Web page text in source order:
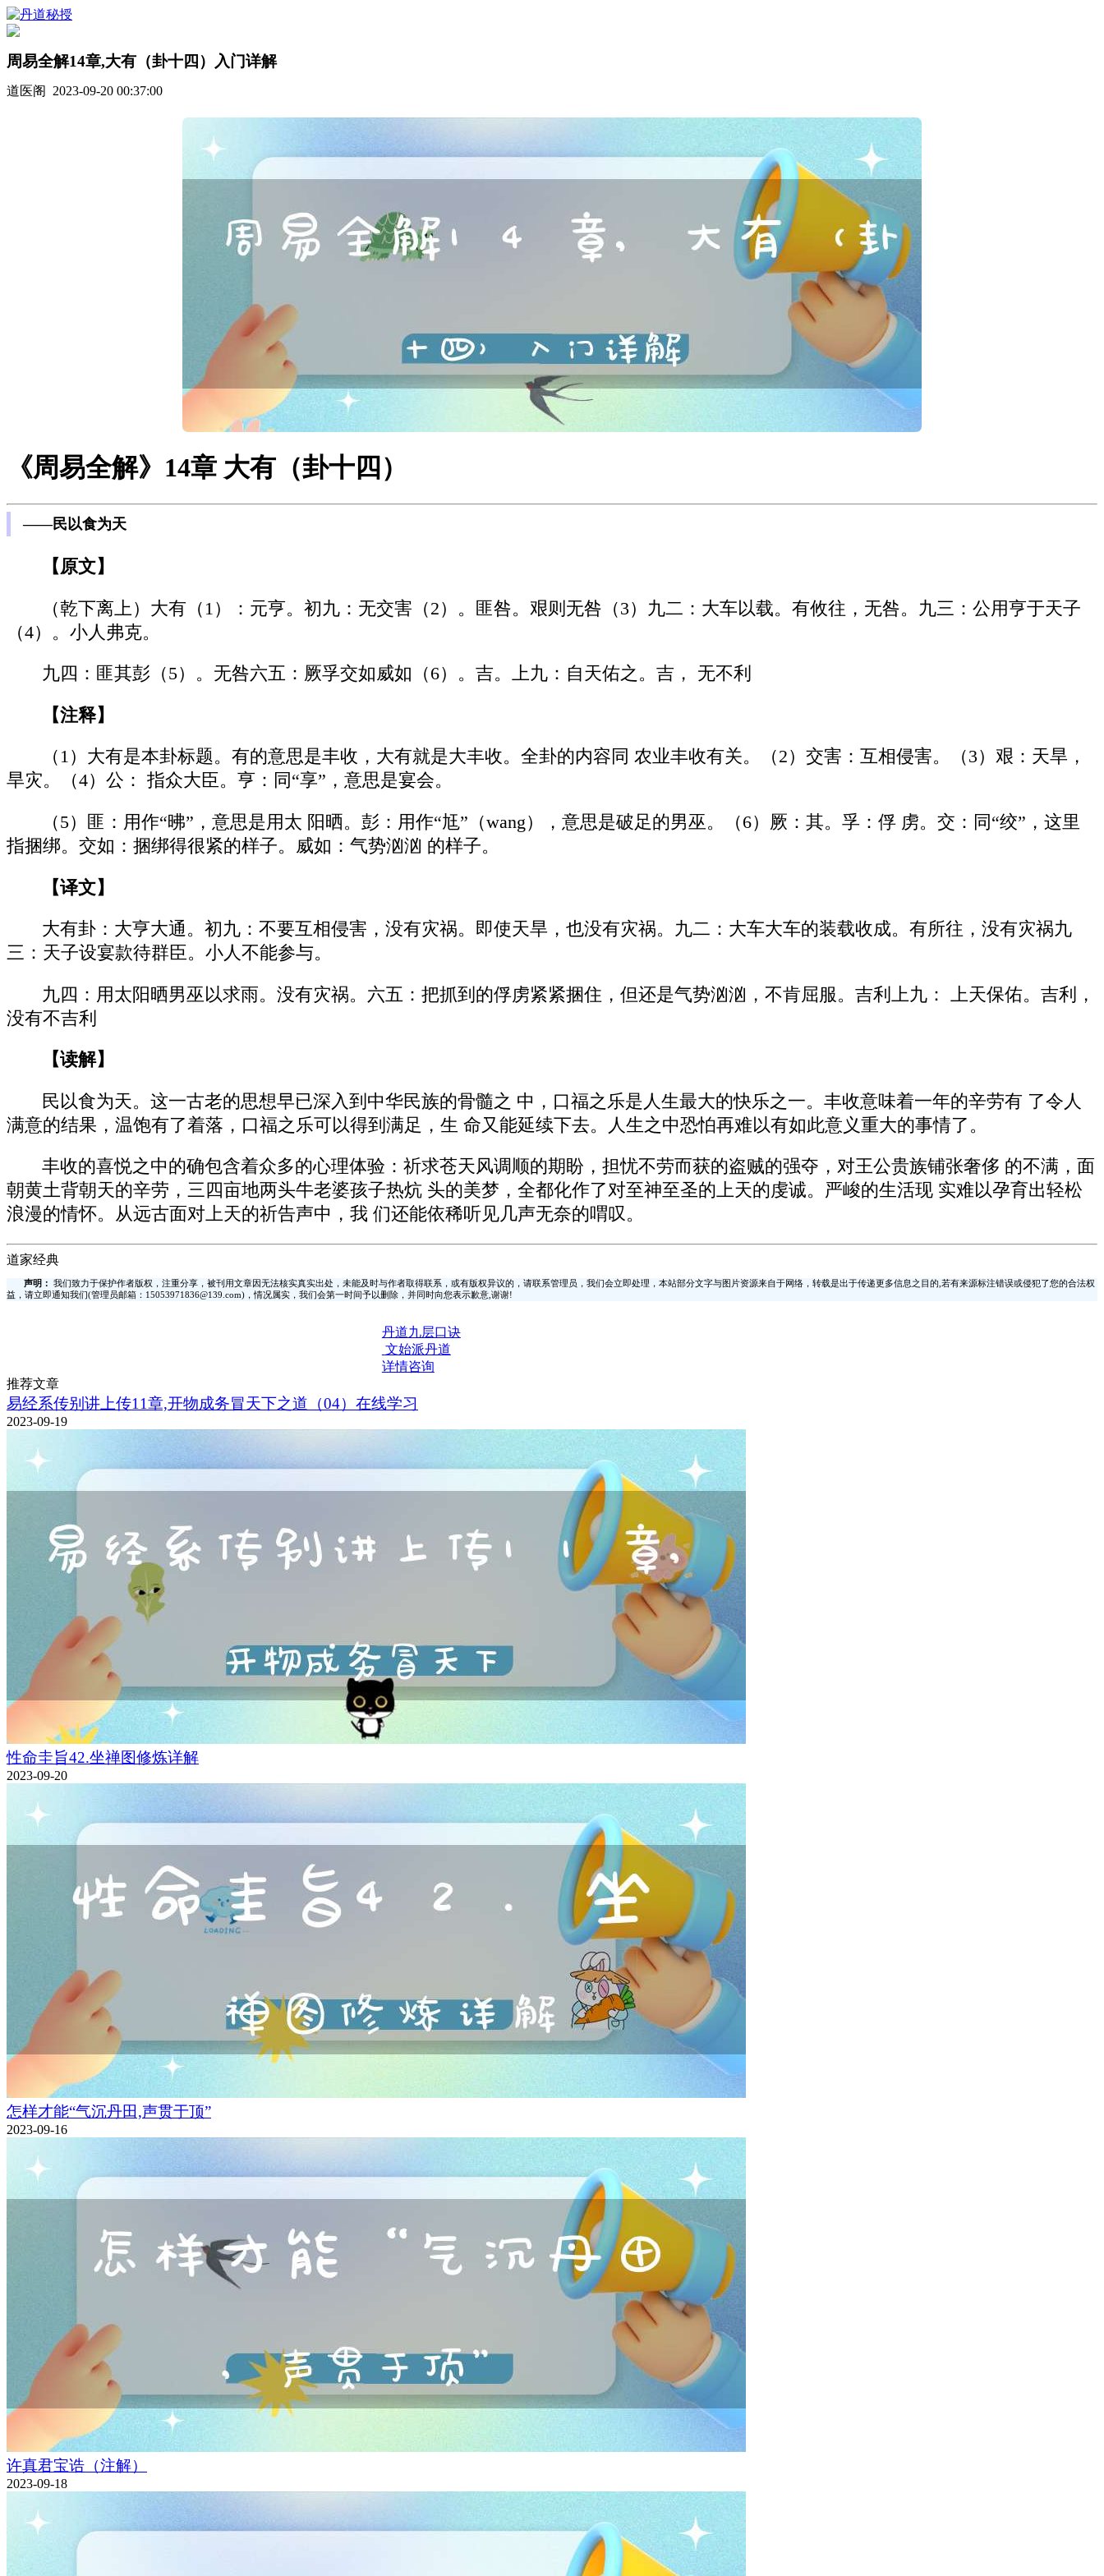
周易全解14章,大有（卦十四）入门详解
道医阁 2023-09-20 00:37:00
《周易全解》14章 大有（卦十四）
——民以食为天
【原文】
（乾下离上）大有（1）：元亨。初九：无交害（2）。匪咎。艰则无咎（3）九二：大车以载。有攸往，无咎。九三：公用亨于天子
（4）。小人弗克。
九四：匪其彭（5）。无咎六五：厥孚交如威如（6）。吉。上九：自天佑之。吉， 无不利
【注释】
（1）大有是本卦标题。有的意思是丰收，大有就是大丰收。全卦的内容同 农业丰收有关。（2）交害：互相侵害。（3）艰：天旱，
旱灾。（4）公： 指众大臣。亨：同“享”，意思是宴会。
（5）匪：用作“昲”，意思是用太 阳晒。彭：用作“尪”（wang），意思是破足的男巫。（6）厥：其。孚：俘 虏。交：同“绞”，这里
指捆绑。交如：捆绑得很紧的样子。威如：气势汹汹 的样子。
【译文】
大有卦：大亨大通。初九：不要互相侵害，没有灾祸。即使天旱，也没有灾祸。九二：大车大车的装载收成。有所往，没有灾祸九
三：天子设宴款待群臣。小人不能参与。
九四：用太阳晒男巫以求雨。没有灾祸。六五：把抓到的俘虏紧紧捆住，但还是气势汹汹，不肯屈服。吉利上九： 上天保佑。吉利，
没有不吉利
【读解】
民以食为天。这一古老的思想早已深入到中华民族的骨髓之 中，口福之乐是人生最大的快乐之一。丰收意味着一年的辛劳有 了令人
满意的结果，温饱有了着落，口福之乐可以得到满足，生 命又能延续下去。人生之中恐怕再难以有如此意义重大的事情了。
丰收的喜悦之中的确包含着众多的心理体验：祈求苍天风调顺的期盼，担忧不劳而获的盗贼的强夺，对王公贵族铺张奢侈 的不满，面
朝黄土背朝天的辛劳，三四亩地两头牛老婆孩子热炕 头的美梦，全都化作了对至神至圣的上天的虔诚。严峻的生活现 实难以孕育出轻松
浪漫的情怀。从远古面对上天的祈告声中，我 们还能依稀听见几声无奈的喟叹。
道家经典
声明：
我们致力于保护作者版权，注重分享，被刊用文章因无法核实真实出处，未能及时与作者取得联系，或有版权异议的，请联系管理员，我们会立即处理，本站部分文字与图片资源来自于网络，转载是出于传递更多信息之目的,若有来源标注错误或侵犯了您的合法权
益，请立即通知我们(管理员邮箱：15053971836@139.com)，情况属实，我们会第一时间予以删除，并同时向您表示歉意,谢谢!
丹道九层口诀
文始派丹道
详情咨询
推荐文章
易经系传别讲上传11章,开物成务冒天下之道（04）在线学习
2023-09-19
性命圭旨42.坐禅图修炼详解
2023-09-20
怎样才能“气沉丹田,声贯于顶”
2023-09-16
许真君宝诰（注解）
2023-09-18